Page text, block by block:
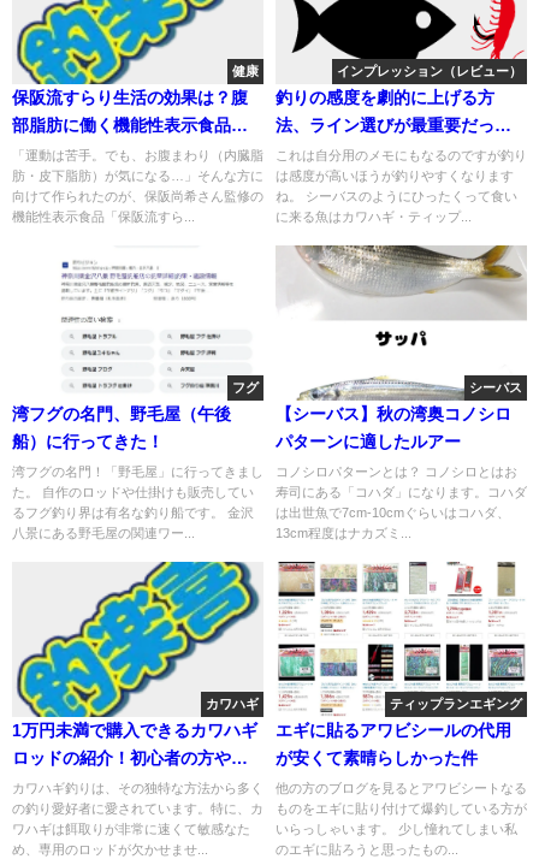
健康
保阪流すらり生活の効果は？腹
部脂肪に働く機能性表示食品を
わかりやすく解説
「運動は苦手。でも、お腹まわり（内臓脂
肪・皮下脂肪）が気になる…」そんな方に
向けて作られたのが、保阪尚希さん監修の
機能性表示食品「保阪流すら...
インプレッション（レビュー）
釣りの感度を劇的に上げる方
法、ライン選びが最重要だった
話
これは自分用のメモにもなるのですが釣り
は感度が高いほうが釣りやすくなります
ね。 シーバスのようにひったくって食い
に来る魚はカワハギ・ティップ...
フグ
湾フグの名門、野毛屋（午後
船）に行ってきた！
湾フグの名門！「野毛屋」に行ってきまし
た。 自作のロッドや仕掛けも販売してい
るフグ釣り界は有名な釣り船です。 金沢
八景にある野毛屋の関連ワー...
シーバス
【シーバス】秋の湾奥コノシロ
パターンに適したルアー
コノシロパターンとは？ コノシロとはお
寿司にある「コハダ」になります。コハダ
は出世魚で7cm-10cmぐらいはコハダ、
13cm程度はナカズミ...
カワハギ
1万円未満で購入できるカワハギ
ロッドの紹介！初心者の方やこ
れから始める方へ！
カワハギ釣りは、その独特な方法から多く
の釣り愛好者に愛されています。特に、カ
ワハギは餌取りが非常に速くて敏感なた
め、専用のロッドが欠かせませ...
ティップランエギング
エギに貼るアワビシールの代用
が安くて素晴らしかった件
他の方のブログを見るとアワビシートなる
ものをエギに貼り付けて爆釣している方が
いらっしゃいます。 少し憧れてしまい私
のエギに貼ろうと思ったもの...